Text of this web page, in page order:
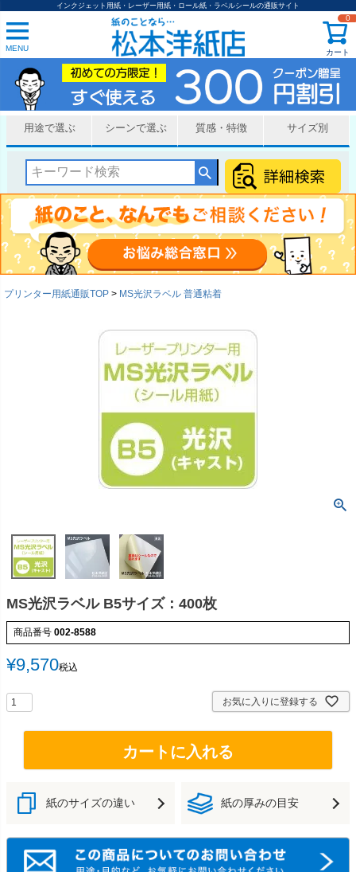
インクジェット用紙・レーザー用紙・ロール紙・ラベルシールの通販サイト
MENU カート
0
用途で選ぶ シーンで選ぶ 質感・特徴 サイズ別
プリンター用紙通販TOP MS光沢ラベル 普通粘着
MS光沢ラベル B5サイズ：400枚
商品番号 002-8588
¥9,570税込
お気に入りに登録する
カートに入れる
紙のサイズの違い 紙の厚みの目安